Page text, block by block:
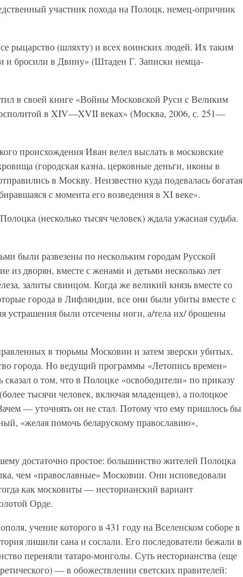
участник похода на Полоцк, немец-опричник
рыцарство (шляхту) и всех воинских людей. Их таким
и бросили в Двину» (Штаден Г. Записки немца-
в своей книге «Войны Московской Руси с Великим
в XIV—XVII веках» (Москва, 2006, с. 251—
происхождения Иван велел выслать в московские
(городская казна, церковные деньги, иконы в
в Москву. Неизвестно куда подевалась богатая
с момента его возведения в XI веке».
(несколько тысяч человек) ждала ужасная судьба.
были развезены по нескольким городам Русской
дворян, вместе с женами и детьми несколько лет
залиты свинцом. Когда же великий князь вместе со
города в Лифляндии, все они были убиты вместе с
устрашения были отсечены ноги, а/тела их/ брошены
в тюрьмы Московии и затем зверски убитых,
города. Но ведущий программы «Летопись времен»
о том, что в Полоцке «освободители» по приказу
тысячи человек, включая младенцев), а полоцкое
— уточнять он не стал. Потому что ему пришлось бы
«желая помочь беларускому православию»,
достаточно простое: большинство жителей Полоцка
чем «православные» Московии. Они исповедовали
как московиты — несторианский вариант
Орде.
учение которого в 431 году на Вселенском соборе в
лишили сана и сослали. Его последователи бежали в
переняли татаро-монголы. Суть несторианства (еще
— в обожествлении светских правителей: